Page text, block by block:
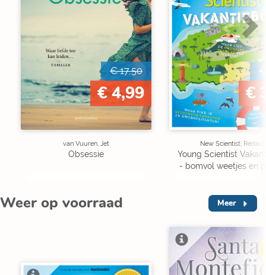
€ 17,50
€ 4,99
van Vuuren, Jet
Obsessie
€
New Scientist,
Young Scientist
- bomvol weetjes en
Weer op voorraad Meer